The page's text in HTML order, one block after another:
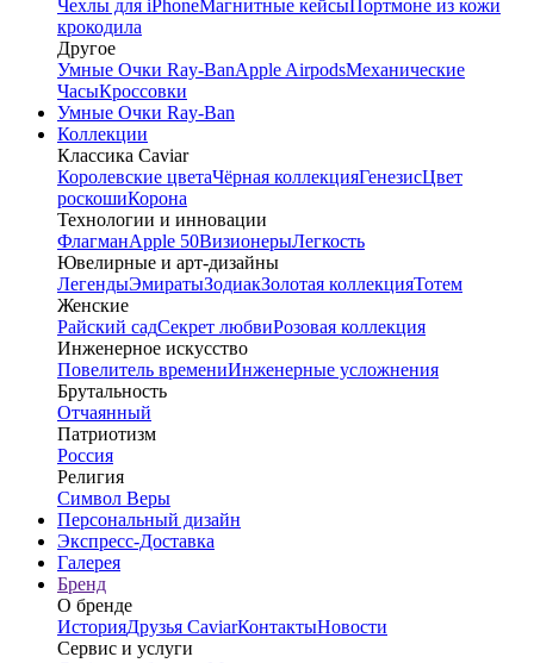
Чехлы для iPhoneМагнитные кейсыПортмоне из кожи
крокодила
Другое
Умные Очки Ray-BanApple AirpodsМеханические
ЧасыКроссовки
Умные Очки Ray-Ban
Коллекции
Классика Caviar
Королевские цветаЧёрная коллекцияГенезисЦвет
роскошиКорона
Технологии и инновации
ФлагманApple 50ВизионерыЛегкость
Ювелирные и арт-дизайны
ЛегендыЭмиратыЗодиакЗолотая коллекцияТотем
Женские
Райский садСекрет любвиРозовая коллекция
Инженерное искусство
Повелитель времениИнженерные усложнения
Брутальность
Отчаянный
Патриотизм
Россия
Религия
Символ Веры
Персональный дизайн
Экспресс-Доставка
Галерея
Бренд
О бренде
ИсторияДрузья CaviarКонтактыНовости
Сервис и услуги